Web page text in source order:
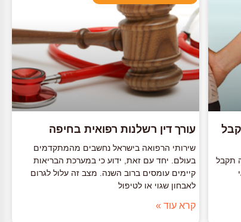
תקבל
עורך דין רשלנות רפואית בחיפה
שירותי הרפואה בישראל נחשבים מהמתקדמים
בעולם. יחד עם זאת, ידוע כי במערכת הבריאות
קיימים עומסים ברוב השנה. מצב זה עלול לגרום
לאבחון שגוי או לטיפול
קרא עוד »